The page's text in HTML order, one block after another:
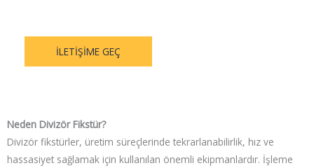
ILETIŞIME GEÇ
Neden Divizör Fikstür?
Divizör fikstürler, üretim süreçlerinde tekrarlanabilirlik, hız ve
hassasiyet sağlamak için kullanılan önemli ekipmanlardır. İşleme